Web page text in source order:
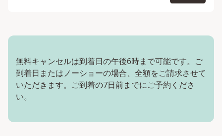
無料キャンセルは到着日の午後6時まで可能です。ご
到着日またはノーショーの場合、全額をご請求させて
いただきます。ご到着の7日前までにご予約くださ
い。